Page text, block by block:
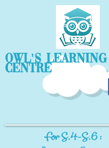
OWL'S Learning
Centre
For S.4-S.6 :